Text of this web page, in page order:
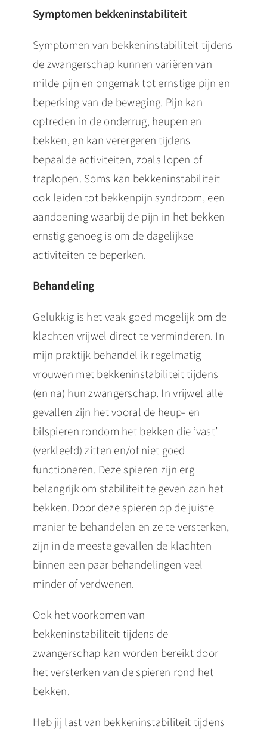
Symptomen bekkeninstabiliteit
Symptomen van bekkeninstabiliteit tijdens
de zwangerschap kunnen variëren van
milde pijn en ongemak tot ernstige pijn en
beperking van de beweging. Pijn kan
optreden in de onderrug, heupen en
bekken, en kan verergeren tijdens
bepaalde activiteiten, zoals lopen of
traplopen. Soms kan bekkeninstabiliteit
ook leiden tot bekkenpijn syndroom, een
aandoening waarbij de pijn in het bekken
ernstig genoeg is om de dagelijkse
activiteiten te beperken.
Behandeling
Gelukkig is het vaak goed mogelijk om de
klachten vrijwel direct te verminderen. In
mijn praktijk behandel ik regelmatig
vrouwen met bekkeninstabiliteit tijdens
(en na) hun zwangerschap. In vrijwel alle
gevallen zijn het vooral de heup- en
bilspieren rondom het bekken die ‘vast’
(verkleefd) zitten en/of niet goed
functioneren. Deze spieren zijn erg
belangrijk om stabiliteit te geven aan het
bekken. Door deze spieren op de juiste
manier te behandelen en ze te versterken,
zijn in de meeste gevallen de klachten
binnen een paar behandelingen veel
minder of verdwenen.
Ook het voorkomen van
bekkeninstabiliteit tijdens de
zwangerschap kan worden bereikt door
het versterken van de spieren rond het
bekken.
Heb jij last van bekkeninstabiliteit tijdens